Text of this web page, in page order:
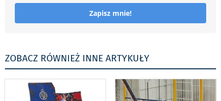
Zapisz mnie!
ZOBACZ RÓWNIEŻ INNE ARTYKUŁY